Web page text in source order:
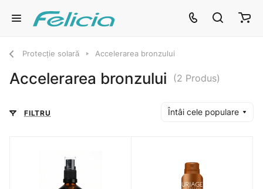
Protecție solară Accelerarea bronzului
Accelerarea bronzului (2 Produs)
FILTRU Întâi cele populare